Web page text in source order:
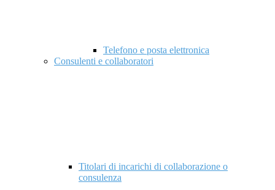
Telefono e posta elettronica
Consulenti e collaboratori
Titolari di incarichi di collaborazione o
consulenza